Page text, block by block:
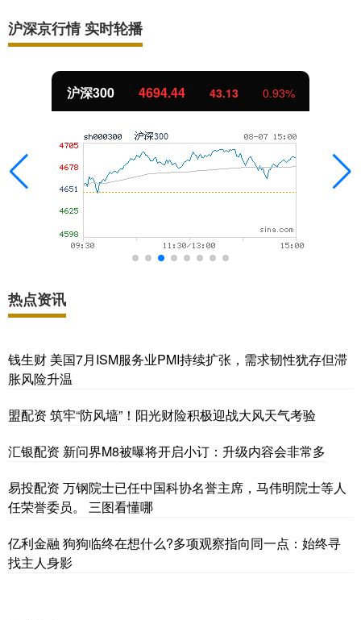
沪深京行情 实时轮播
沪深300 4694.44 43.13 0.93%
热点资讯
钱生财 美国7月ISM服务业PMI持续扩张，需求韧性犹存但滞
胀风险升温
盟配资 筑牢“防风墙”！阳光财险积极迎战大风天气考验
汇银配资 新问界M8被曝将开启小订：升级内容会非常多
易投配资 万钢院士已任中国科协名誉主席，马伟明院士等人
任荣誉委员。 三图看懂哪
亿利金融 狗狗临终在想什么?多项观察指向同一点：始终寻
找主人身影